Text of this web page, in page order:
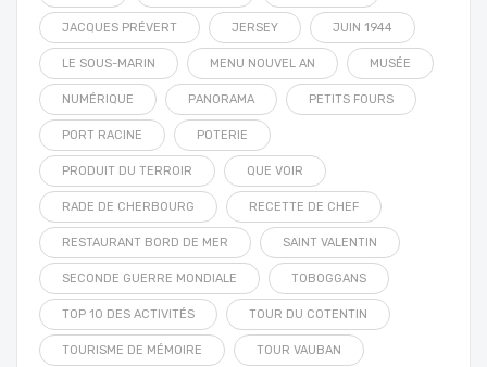
JACQUES PRÉVERT JERSEY JUIN 1944
LE SOUS-MARIN MENU NOUVEL AN MUSÉE
NUMÉRIQUE PANORAMA PETITS FOURS
PORT RACINE POTERIE
PRODUIT DU TERROIR QUE VOIR
RADE DE CHERBOURG RECETTE DE CHEF
RESTAURANT BORD DE MER SAINT VALENTIN
SECONDE GUERRE MONDIALE TOBOGGANS
TOP 10 DES ACTIVITÉS TOUR DU COTENTIN
TOURISME DE MÉMOIRE TOUR VAUBAN